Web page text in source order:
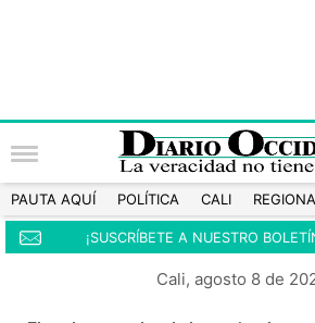
PAUTA AQUÍ POLÍTICA CALI
¡SUSCRÍBETE A NUESTRO
Cali, agosto 8 de